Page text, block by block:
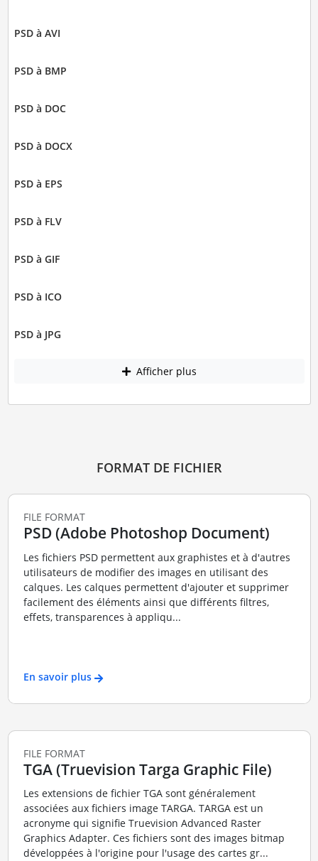
PSD à AVI
PSD à BMP
PSD à DOC
PSD à DOCX
PSD à EPS
PSD à FLV
PSD à GIF
PSD à ICO
PSD à JPG
Afficher plus
FORMAT DE FICHIER
FILE FORMAT
PSD (Adobe Photoshop Document)
Les fichiers PSD permettent aux graphistes et à d'autres
utilisateurs de modifier des images en utilisant des
calques. Les calques permettent d'ajouter et supprimer
facilement des éléments ainsi que différents filtres,
effets, transparences à appliqu...
En savoir plus
FILE FORMAT
TGA (Truevision Targa Graphic File)
Les extensions de fichier TGA sont généralement
associées aux fichiers image TARGA. TARGA est un
acronyme qui signifie Truevision Advanced Raster
Graphics Adapter. Ces fichiers sont des images bitmap
développées à l'origine pour l'usage des cartes gr...